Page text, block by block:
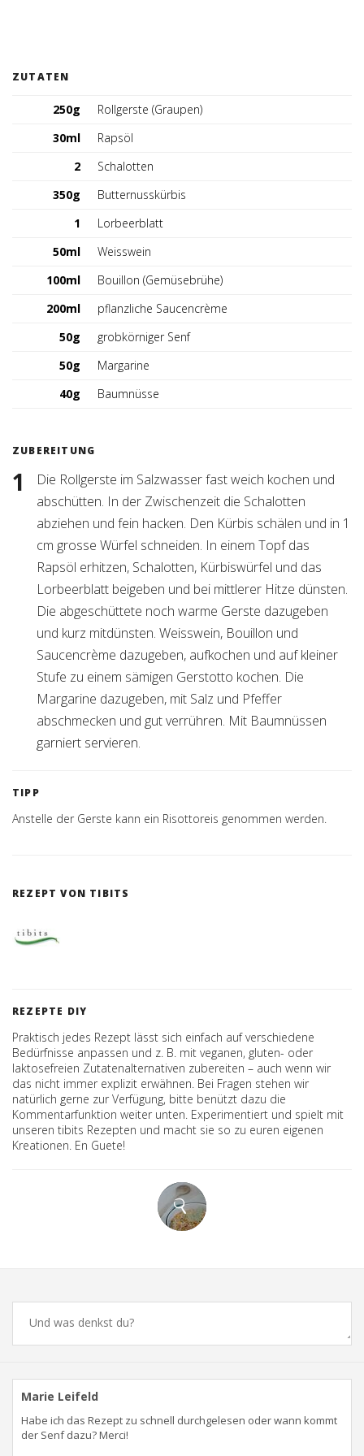
ZUTATEN
250g
Rollgerste (Graupen)
30ml
Rapsöl
2
Schalotten
350g
Butternusskürbis
1
Lorbeerblatt
50ml
Weisswein
100ml
Bouillon (Gemüsebrühe)
200ml
pflanzliche Saucencrème
50g
grobkörniger Senf
50g
Margarine
40g
Baumnüsse
ZUBEREITUNG
Die Rollgerste im Salzwasser fast weich kochen und
abschütten. In der Zwischenzeit die Schalotten
abziehen und fein hacken. Den Kürbis schälen und in 1
cm grosse Würfel schneiden. In einem Topf das
Rapsöl erhitzen, Schalotten, Kürbiswürfel und das
Lorbeerblatt beigeben und bei mittlerer Hitze dünsten.
Die abgeschüttete noch warme Gerste dazugeben
und kurz mitdünsten. Weisswein, Bouillon und
Saucencrème dazugeben, aufkochen und auf kleiner
Stufe zu einem sämigen Gerstotto kochen. Die
Margarine dazugeben, mit Salz und Pfeffer
abschmecken und gut verrühren. Mit Baumnüssen
garniert servieren.
TIPP
Anstelle der Gerste kann ein Risottoreis genommen werden.
REZEPT VON TIBITS
REZEPTE DIY
Praktisch jedes Rezept lässt sich einfach auf verschiedene
Bedürfnisse anpassen und z. B. mit veganen, gluten- oder
laktosefreien Zutatenalternativen zubereiten – auch wenn wir
das nicht immer explizit erwähnen. Bei Fragen stehen wir
natürlich gerne zur Verfügung, bitte benützt dazu die
Kommentarfunktion weiter unten. Experimentiert und spielt mit
unseren tibits Rezepten und macht sie so zu euren eigenen
Kreationen. En Guete!
Marie Leifeld
Habe ich das Rezept zu schnell durchgelesen oder wann kommt
der Senf dazu? Merci!